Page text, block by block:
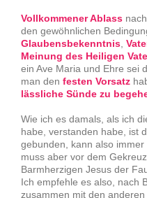
Vollkommener Ablass nach
den gewöhnlichen
Glaubensbekenntnis,
Meinung des Heiligen
ein Ave Maria und Ehre sei
man den festen Vorsatz
lässliche Sünde zu
Wie ich es damals, als ich
habe, verstanden habe, ist
gebunden, kann also
muss aber vor dem
Barmherzigen Jesus der
Ich empfehle es also, nach
zusammen mit den